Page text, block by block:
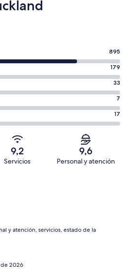
895
179
33
7
17
9,2
Servicios
9,6
Personal y atención
y atención, servicios, estado de la
2026